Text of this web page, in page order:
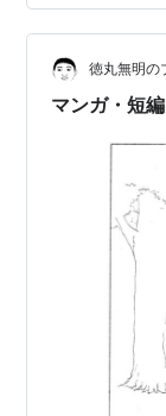
す。 レコード
なんかめっち
殆ど出てこな
たような・…
徳丸無明の
マンガ・短